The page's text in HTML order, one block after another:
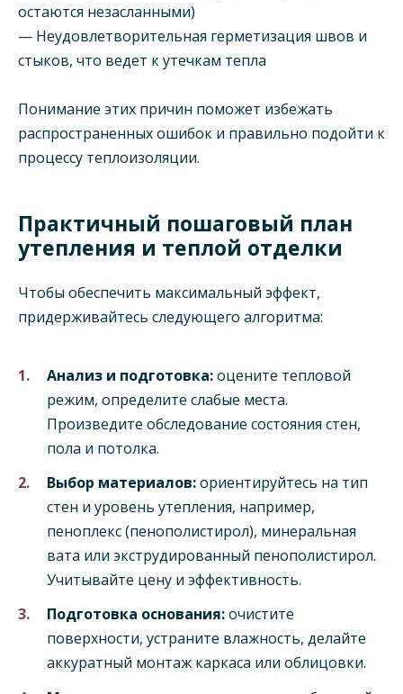
остаются незасланными)
— Неудовлетворительная герметизация швов и
стыков, что ведет к утечкам тепла
Понимание этих причин поможет избежать
распространенных ошибок и правильно подойти к
процессу теплоизоляции.
Практичный пошаговый план
утепления и теплой отделки
Чтобы обеспечить максимальный эффект,
придерживайтесь следующего алгоритма:
Анализ и подготовка:оцените тепловой
режим, определите слабые места.
Произведите обследование состояния стен,
пола и потолка.
Выбор материалов:ориентируйтесь на тип
стен и уровень утепления, например,
пеноплекс (пенополистирол), минеральная
вата или экструдированный пенополистирол.
Учитывайте цену и эффективность.
Подготовка основания:очистите
поверхности, устраните влажность, делайте
аккуратный монтаж каркаса или облицовки.